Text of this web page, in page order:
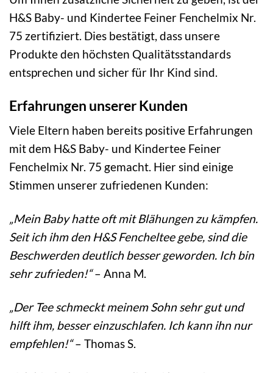
H&S Baby- und Kindertee Feiner Fenchelmix Nr.
75 zertifiziert. Dies bestätigt, dass unsere
Produkte den höchsten Qualitätsstandards
entsprechen und sicher für Ihr Kind sind.
Erfahrungen unserer Kunden
Viele Eltern haben bereits positive Erfahrungen
mit dem H&S Baby- und Kindertee Feiner
Fenchelmix Nr. 75 gemacht. Hier sind einige
Stimmen unserer zufriedenen Kunden:
„Mein Baby hatte oft mit Blähungen zu kämpfen.
Seit ich ihm den H&S Fencheltee gebe, sind die
Beschwerden deutlich besser geworden. Ich bin
sehr zufrieden!“– Anna M.
„Der Tee schmeckt meinem Sohn sehr gut und
hilft ihm, besser einzuschlafen. Ich kann ihn nur
empfehlen!“– Thomas S.